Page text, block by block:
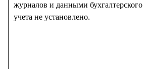
журналов и данными бухгалтерского
учета не установлено.